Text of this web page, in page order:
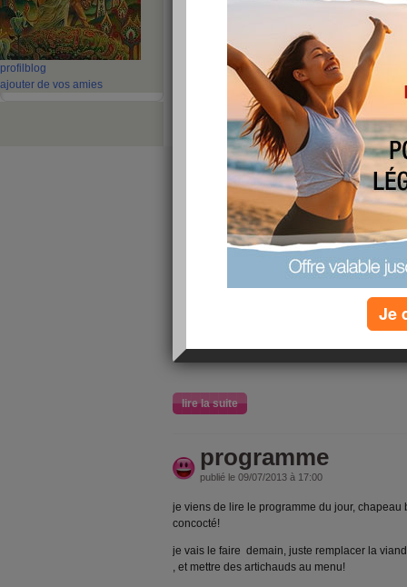
profil blog
ajouter de vos amies
Suiv. ›
Je viens juste de
minutes sur
vous ?
publié le 11/07/2013 à 00:02
Je viens
relaxer 2
vous ?
lire la suite
programme
publié le 09/07/2013 à 17:00
je viens de lire le programme du jour,
concocté!
je vais le faire demain, juste remplacer la
, et mettre des artichauds au menu!
Je